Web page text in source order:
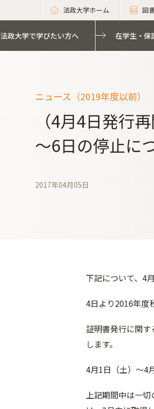
法政大学ホーム 図
法政大学で学びたい方へ 在学生・保
ニュース（2019年度以前）
（4月4日発行
～6日の停止に
2017年04月05日
下記について、4
4日より2016年度
証明書発行に関
します。
4月1日（土）～4
上記期間中は一